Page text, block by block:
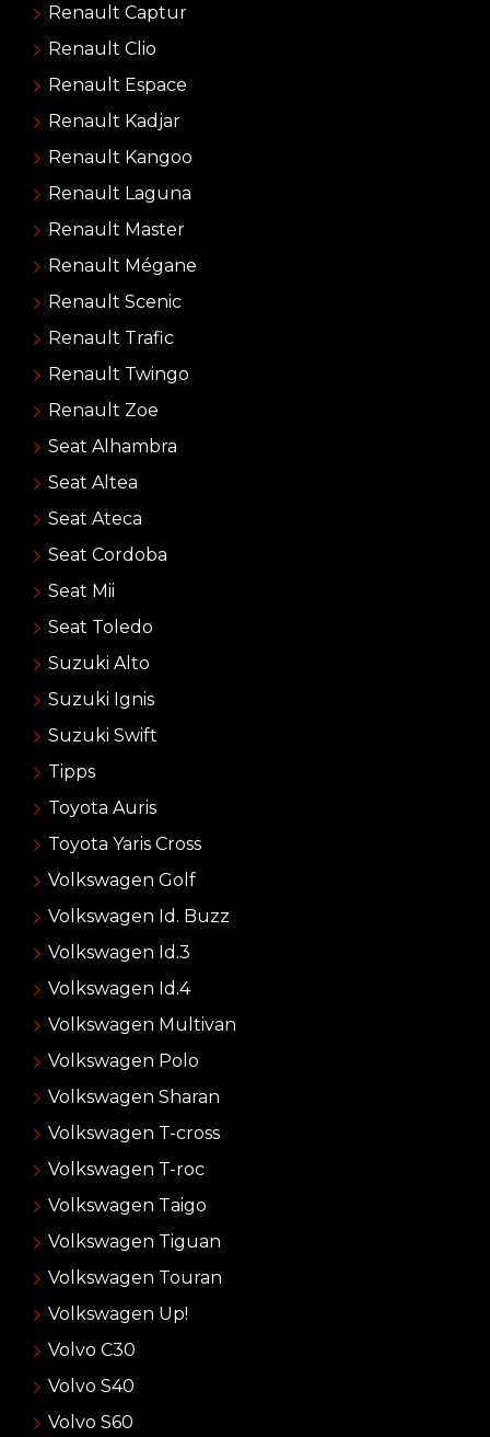
Renault Captur
Renault Clio
Renault Espace
Renault Kadjar
Renault Kangoo
Renault Laguna
Renault Master
Renault Mégane
Renault Scenic
Renault Trafic
Renault Twingo
Renault Zoe
Seat Alhambra
Seat Altea
Seat Ateca
Seat Cordoba
Seat Mii
Seat Toledo
Suzuki Alto
Suzuki Ignis
Suzuki Swift
Tipps
Toyota Auris
Toyota Yaris Cross
Volkswagen Golf
Volkswagen Id. Buzz
Volkswagen Id.3
Volkswagen Id.4
Volkswagen Multivan
Volkswagen Polo
Volkswagen Sharan
Volkswagen T-cross
Volkswagen T-roc
Volkswagen Taigo
Volkswagen Tiguan
Volkswagen Touran
Volkswagen Up!
Volvo C30
Volvo S40
Volvo S60